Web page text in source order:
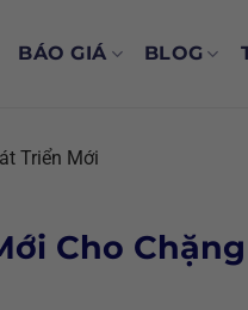
BÁO GIÁ BLOG
Triển Mới
Cho Chặng